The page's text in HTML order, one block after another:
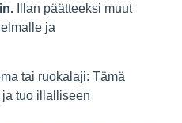
Illan päätteeksi muut
ja
tai ruokalaji: Tämä
tuo illalliseen